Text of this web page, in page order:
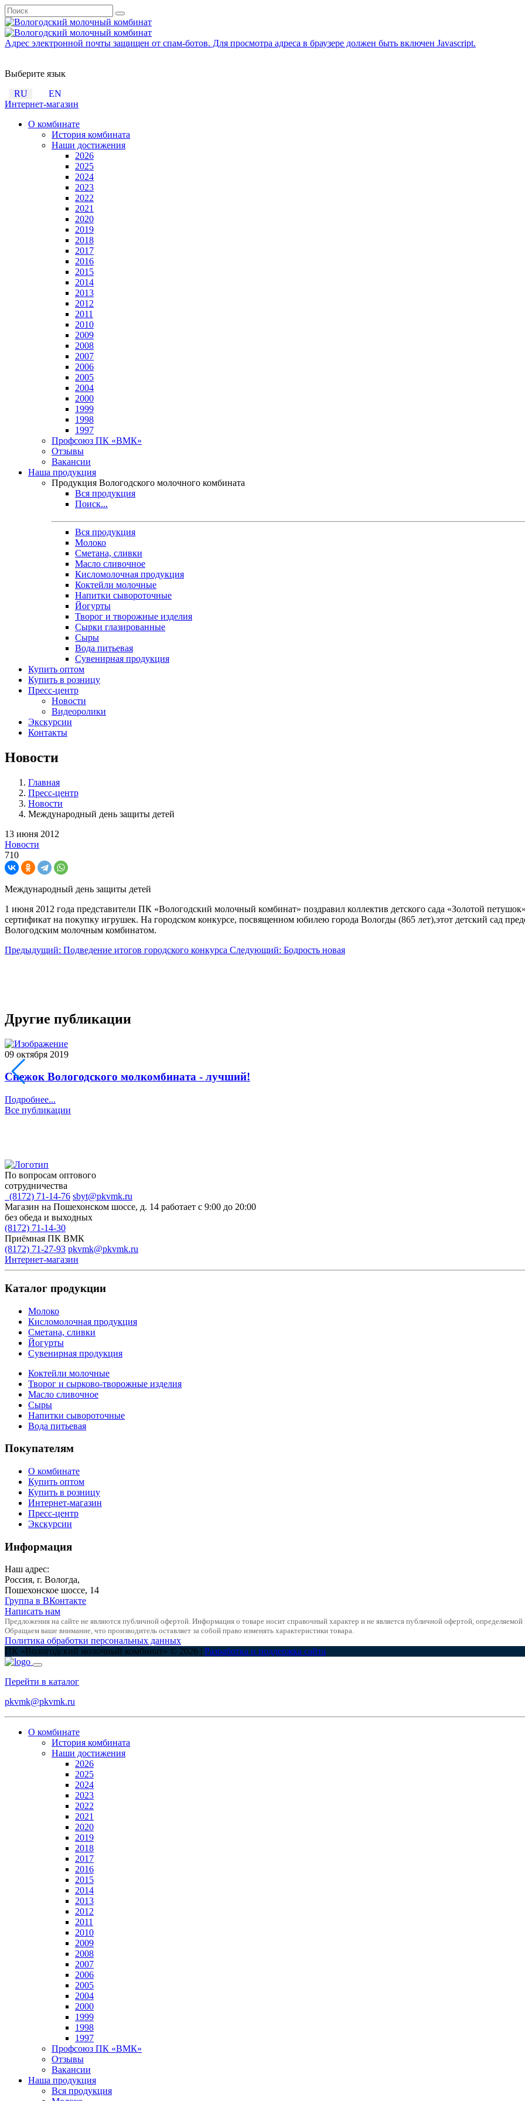
Адрес электронной почты защищен от спам-ботов. Для просмотра адреса в браузере должен быть включен Javascript.
Выберите язык
RU
EN
Интернет-магазин
О комбинате
История комбината
Наши достижения
2026
2025
2024
2023
2022
2021
2020
2019
2018
2017
2016
2015
2014
2013
2012
2011
2010
2009
2008
2007
2006
2005
2004
2000
1999
1998
1997
Профсоюз ПК «ВМК»
Отзывы
Вакансии
Наша продукция
Продукция Вологодского молочного комбината
Вся продукция
Поиск...
Вся продукция
Молоко
Сметана, сливки
Масло сливочное
Кисломолочная продукция
Коктейли молочные
Напитки сывороточные
Йогурты
Творог и творожные изделия
Сырки глазированные
Сыры
Вода питьевая
Сувенирная продукция
Купить оптом
Купить в розницу
Пресс-центр
Новости
Видеоролики
Экскурсии
Контакты
Новости
Главная
Пресс-центр
Новости
Международный день защиты детей
13 июня 2012
Новости
710
Международный день защиты детей
1 июня 2012 года представители ПК «Вологодский молочный комбинат» поздравил коллектив детского сада «Золотой
сертификат на покупку игрушек. На городском конкурсе, посвященном юбилею города Вологды (865 лет),этот детский сад
Вологодским молочным комбинатом.
Предыдущий: Подведение итогов городского конкурса Следующий: Бодрость новая
Другие публикации
09 октября 2019
Снежок Вологодского молкомбината - лучший!
Подробнее...
Все публикации
По вопросам оптового
сотрудничества
(8172) 71-14-76 sbyt@pkvmk.ru
Магазин на Пошехонском шоссе, д. 14 работает с 9:00 до 20:00
без обеда и выходных
(8172) 71-14-30
Приёмная ПК ВМК
(8172) 71-27-93 pkvmk@pkvmk.ru
Интернет-магазин
Каталог продукции
Молоко
Кисломолочная продукция
Сметана, сливки
Йогурты
Сувенирная продукция
Коктейли молочные
Творог и сырково-творожные изделия
Масло сливочное
Сыры
Напитки сывороточные
Вода питьевая
Покупателям
О комбинате
Купить оптом
Купить в розницу
Интернет-магазин
Пресс-центр
Экскурсии
Информация
Наш адрес:
Россия, г. Вологда,
Пошехонское шоссе, 14
Группа в ВКонтакте
Написать нам
Предложения на сайте не являются публичной офертой. Информация о товаре носит справочный характер и не является публичной офертой,
Обращаем ваше внимание, что производитель оставляет за собой право изменять характеристики товара.
Политика обработки персональных данных
ПК «Вологодский молочный комбинат» © 2026 | Разработка и поддержка сайта
Перейти в каталог
pkvmk@pkvmk.ru
О комбинате
История комбината
Наши достижения
2026
2025
2024
2023
2022
2021
2020
2019
2018
2017
2016
2015
2014
2013
2012
2011
2010
2009
2008
2007
2006
2005
2004
2000
1999
1998
1997
Профсоюз ПК «ВМК»
Отзывы
Вакансии
Наша продукция
Вся продукция